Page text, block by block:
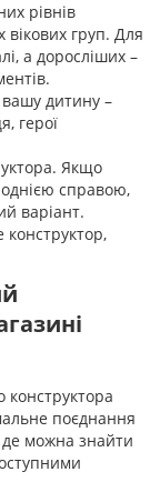
рівнів
вікових груп. Для
а доросліших –
дитину –
герої
Якщо
справою,
варіант.
конструктора
поєднання
де можна знайти